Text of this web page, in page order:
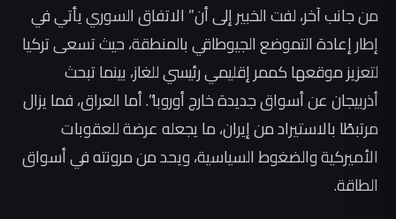
من جانب آخر، لفت الخبير إلى أن” الاتفاق السوري يأتي في
إطار إعادة التموضع الجيوطاقي بالمنطقة، حيث تسعى تركيا
لتعزيز موقعها كممر إقليمي رئيسي للغاز، بينما تبحث
أذربيجان عن أسواق جديدة خارج أوروبا”. أما العراق، فما يزال
مرتبطًا بالاستيراد من إيران، ما يجعله عرضة للعقوبات
الأميركية والضغوط السياسية، ويحد من مرونته في أسواق
الطاقة.